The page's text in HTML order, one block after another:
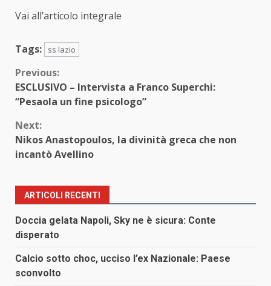
Vai all’articolo integrale
Tags: ss lazio
Continue
Reading
Previous:
ESCLUSIVO – Intervista a Franco Superchi:
“Pesaola un fine psicologo”
Next:
Nikos Anastopoulos, la divinità greca che non
incantò Avellino
ARTICOLI RECENTI
Doccia gelata Napoli, Sky ne è sicura: Conte
disperato
Calcio sotto choc, ucciso l’ex Nazionale: Paese
sconvolto